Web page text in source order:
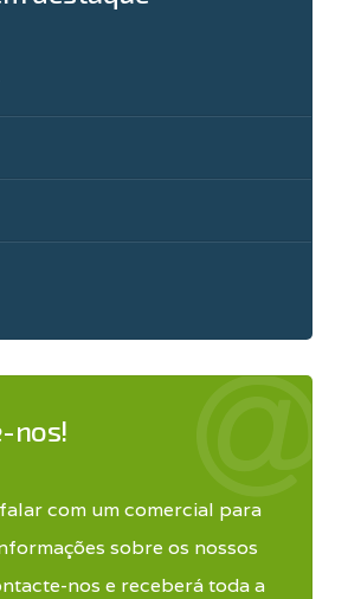
nos!
com um comercial para
sobre os nossos
nos e receberá toda a